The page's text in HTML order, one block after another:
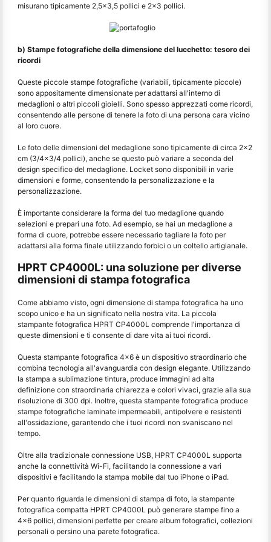
misurano tipicamente 2,5x3,5 pollici e 2x3 pollici.
b) Stampe fotografiche della dimensione del lucchetto: tesoro dei
ricordi
Queste piccole stampe fotografiche (variabili, tipicamente piccole)
sono appositamente dimensionate per adattarsi all'interno di
medaglioni o altri piccoli gioielli. Sono spesso apprezzati come ricordi,
consentendo alle persone di tenere la foto di una persona cara vicino
al loro cuore.
Le foto delle dimensioni del medaglione sono tipicamente di circa 2x2
cm (3/4x3/4 pollici), anche se questo può variare a seconda del
design specifico del medaglione. Locket sono disponibili in varie
dimensioni e forme, consentendo la personalizzazione e la
personalizzazione.
È importante considerare la forma del tuo medaglione quando
selezioni e prepari una foto. Ad esempio, se hai un medaglione a
forma di cuore, potrebbe essere necessario tagliare la foto per
adattarsi alla forma finale utilizzando forbici o un coltello artigianale.
HPRT CP4000L: una soluzione per diverse
dimensioni di stampa fotografica
Come abbiamo visto, ogni dimensione di stampa fotografica ha uno
scopo unico e ha un significato nella nostra vita. La piccola
stampante fotografica HPRT CP4000L comprende l'importanza di
queste dimensioni e ti consente di dare vita ai tuoi ricordi.
Questa stampante fotografica 4x6 è un dispositivo straordinario che
combina tecnologia all'avanguardia con design elegante. Utilizzando
la stampa a sublimazione tintura, produce immagini ad alta
definizione con straordinaria chiarezza e colori vivaci, grazie alla sua
risoluzione di 300 dpi. Inoltre, questa stampante fotografica produce
stampe fotografiche laminate impermeabili, antipolvere e resistenti
all'ossidazione, garantendo che i tuoi ricordi non svaniscano nel
tempo.
Oltre alla tradizionale connessione USB, HPRT CP4000L supporta
anche la connettività Wi-Fi, facilitando la connessione a vari
dispositivi e facilitando la stampa mobile dal tuo iPhone o iPad.
Per quanto riguarda le dimensioni di stampa di foto, la stampante
fotografica compatta HPRT CP4000L può generare stampe fino a
4x6 pollici, dimensioni perfette per creare album fotografici, collezioni
personali o persino una parete fotografica.